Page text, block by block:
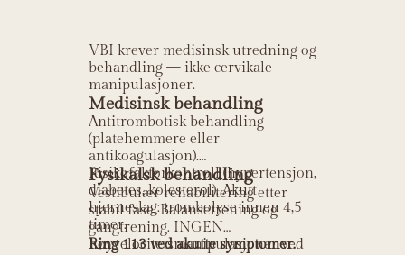
VBI krever medisinsk utredning og
behandling — ikke cervikale
manipulasjoner.
Medisinsk behandling
Antitrombotisk behandling
(platehemmere eller
antikoagulasjon).
Risikofaktorkontroll (hypertensjon,
diabetes, kolesterol). Akutt
hjerneslag: trombolyse innen 4,5
timer.
Fysikalsk behandling
Vestibulær rehabilitering etter
stabil fase. Balansetrening og
gangtrening. INGEN
høyvelocitetsmanipulasjoner ved
Ring 113 ved akutte symptomer.